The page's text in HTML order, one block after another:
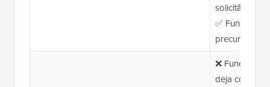
solicitări de
✅
precum
❌
deja